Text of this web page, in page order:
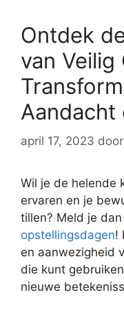
Ontdek
van Veilig
Aandacht
april 17, 2023 door
Wil je de helende
ervaren en je
tillen? Meld je
opstellingsdagen!
en aanwezigheid
die kunt
nieuwe